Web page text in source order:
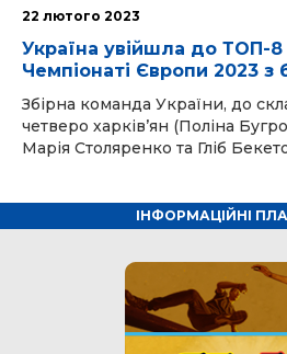
22 лютого 2023
Україна увійшла до ТОП-
Чемпіонаті Європи 2023 з
Збірна команда України, до
четверо харків’ян (Поліна
Марія Столяренко та Гліб
ІНФОРМАЦІЙНІ